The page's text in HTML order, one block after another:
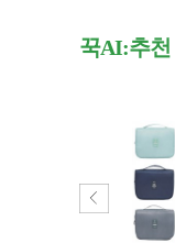
꾹AI:추천